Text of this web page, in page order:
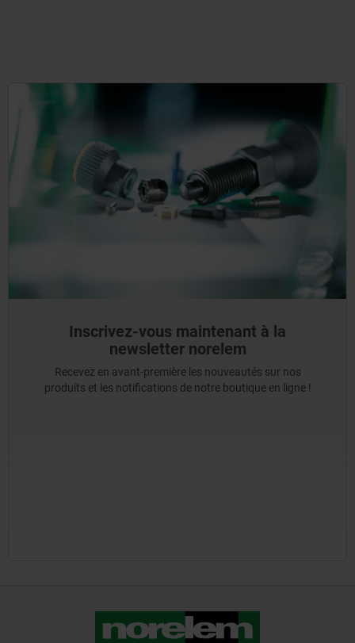
Inscrivez-vous maintenant à la
newsletter norelem
Recevez en avant-première les nouveautés sur nos
produits et les notifications de notre boutique en ligne !